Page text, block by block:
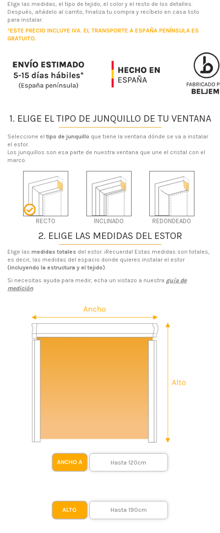
Elige las medidas, el tipo de tejido, el color y el resto de los detalles.
Después, añádelo al carrito, finaliza tu compra y recíbelo en casa listo
para instalar.
*ESTE PRECIO INCLUYE IVA. EL TRANSPORTE A ESPAÑA PENÍNSULA ES
GRATUITO.
1. ELIGE EL TIPO DE JUNQUILLO DE TU VENTANA
Seleccione el tipo de junquillo que tiene la ventana dónde se va a instalar
el estor.
Los junquillos son esa parte de nuestra ventana que une el cristal con el
marco.
RECTO INCLINADO REDONDEADO
2. ELIGE LAS MEDIDAS DEL ESTOR
Elige las medidas totales del estor. ¡Recuerda! Estas medidas son totales,
es decir, las medidas del espacio donde quieres instalar el estor
(incluyendo la estructura y el tejido).
Si necesitas ayuda para medir, echa un vistazo a nuestra guía de
medición.
ANCHO A
ALTO